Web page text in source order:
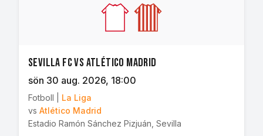
Sevilla FC vs Atlético Madrid
sön 30 aug. 2026, 18:00
Fotboll
La Liga
vs Atlético Madrid
Estadio Ramón Sánchez Pizjuán Sevilla